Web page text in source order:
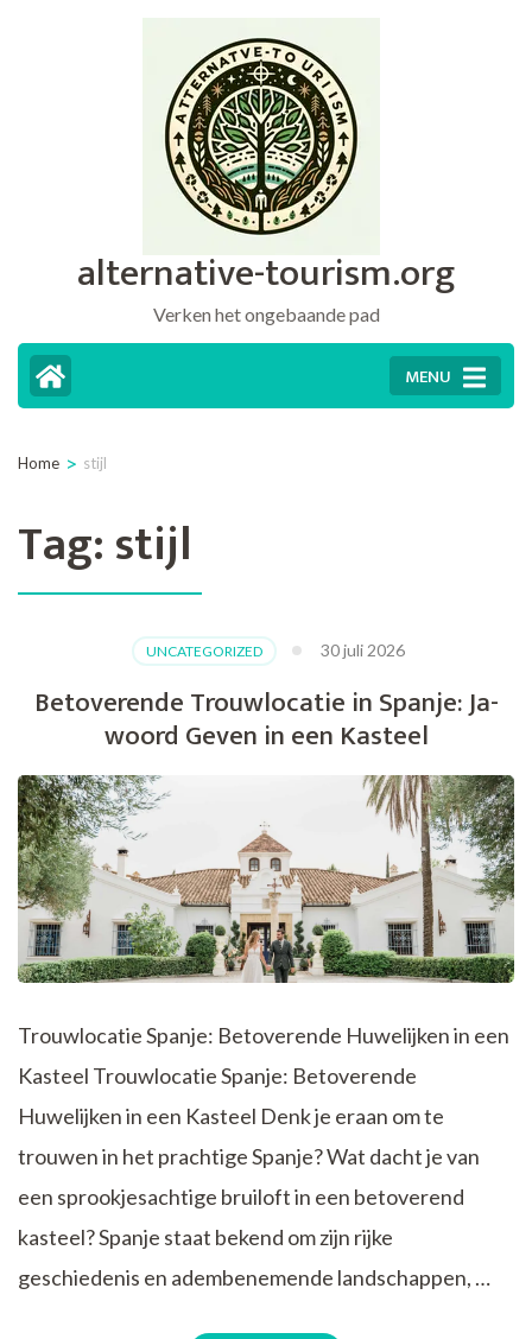
alternative-tourism.org
Verken het ongebaande pad
MENU
Home > stijl
Tag:stijl
UNCATEGORIZED 30 juli 2026
Betoverende Trouwlocatie in Spanje: Ja-
woord Geven in een Kasteel
Trouwlocatie Spanje: Betoverende Huwelijken in een
Kasteel Trouwlocatie Spanje: Betoverende
Huwelijken in een Kasteel Denk je eraan om te
trouwen in het prachtige Spanje? Wat dacht je van
een sprookjesachtige bruiloft in een betoverend
kasteel? Spanje staat bekend om zijn rijke
geschiedenis en adembenemende landschappen, …